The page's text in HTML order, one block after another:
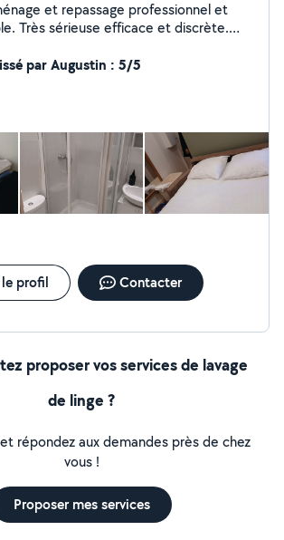
et repassage professionnel et
Très sérieuse efficace et discrète.
.nettoyage chez des
diogenese . Après chantier .
terrasses ..... . Nettoyage espaces
rdv.....)
par Augustin : 5/5
profil Contacter
proposer vos services de lavage
de linge ?
répondez aux demandes près de chez
vous !
Proposer mes services